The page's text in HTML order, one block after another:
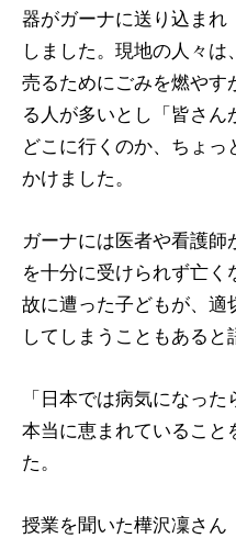
器がガーナに送り込まれ
しました。現地の人々
売るためにごみを燃やす
る人が多いとし「皆さ
どこに行くのか、ちょ
かけました。
ガーナには医者や看護
を十分に受けられず亡
故に遭った子どもが、適
してしまうこともあると
「日本では病気になっ
本当に恵まれていること
た。
授業を聞いた樺沢凜さん